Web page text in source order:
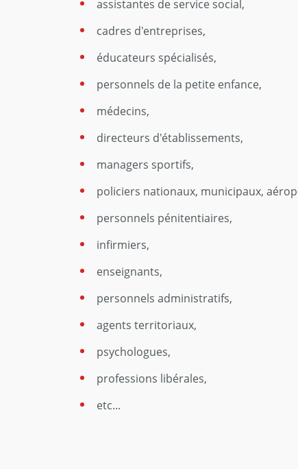
assistantes de service social,
cadres d'entreprises,
éducateurs spécialisés,
personnels de la petite enfance,
médecins,
directeurs d'établissements,
managers sportifs,
policiers nationaux, municipaux,
personnels pénitentiaires,
infirmiers,
enseignants,
personnels administratifs,
agents territoriaux,
psychologues,
professions libérales,
etc...